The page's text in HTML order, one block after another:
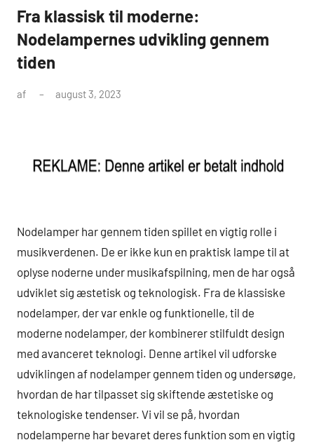
Fra klassisk til moderne:
Nodelampernes udvikling gennem
tiden
af august 3, 2023
Nodelamper har gennem tiden spillet en vigtig rolle i
musikverdenen. De er ikke kun en praktisk lampe til at
oplyse noderne under musikafspilning, men de har også
udviklet sig æstetisk og teknologisk. Fra de klassiske
nodelamper, der var enkle og funktionelle, til de
moderne nodelamper, der kombinerer stilfuldt design
med avanceret teknologi. Denne artikel vil udforske
udviklingen af nodelamper gennem tiden og undersøge,
hvordan de har tilpasset sig skiftende æstetiske og
teknologiske tendenser. Vi vil se på, hvordan
nodelamperne har bevaret deres funktion som en vigtig